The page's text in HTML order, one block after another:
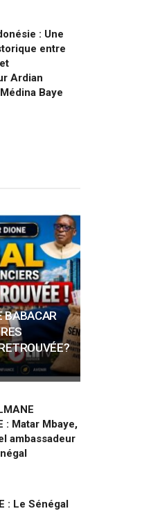
: Une
entre
Ardian
Baye
BABACAR
: Matar Mbaye,
ambassadeur
: Le Sénégal